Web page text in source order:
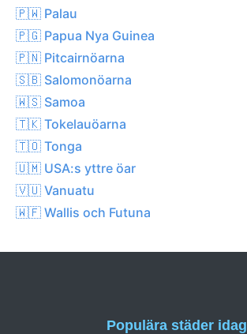
🇵🇼 Palau
🇵🇬 Papua Nya Guinea
🇵🇳 Pitcairnöarna
🇸🇧 Salomonöarna
🇼🇸 Samoa
🇹🇰 Tokelauöarna
🇹🇴 Tonga
🇺🇲 USA:s yttre öar
🇻🇺 Vanuatu
🇼🇫 Wallis och Futuna
Populära städer idag